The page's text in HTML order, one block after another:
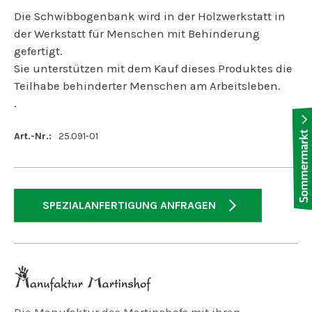
Die Schwibbogenbank wird in der Holzwerkstatt in
der Werkstatt für Menschen mit Behinderung
gefertigt.
Sie unterstützen mit dem Kauf dieses Produktes die
Teilhabe behinderter Menschen am Arbeitsleben.
.
Art.-Nr.: 25.091-01
SPEZIALANFERTIGUNG ANFRAGEN